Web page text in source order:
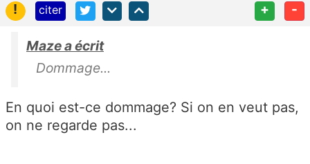
!
citer + -
Maze a écrit
Dommage...
En quoi est-ce dommage? Si on en veut pas,
on ne regarde pas...